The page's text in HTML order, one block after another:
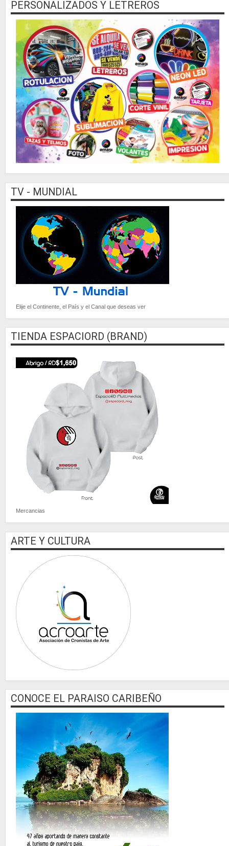
PERSONALIZADOS Y LETREROS
TV - MUNDIAL
Elije el Continente, el País y el Canal que deseas ver
TIENDA ESPACIORD (BRAND)
Mercancias
ARTE Y CULTURA
CONOCE EL PARAISO CARIBEÑO